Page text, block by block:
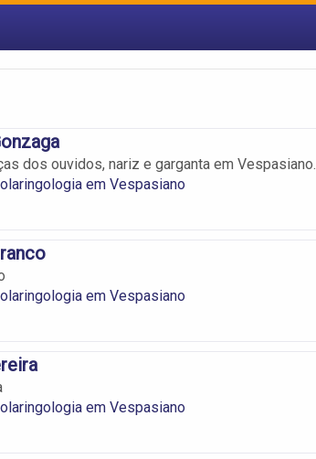
dos ouvidos, nariz e garganta em Vespasiano.
em Vespasiano
em Vespasiano
em Vespasiano